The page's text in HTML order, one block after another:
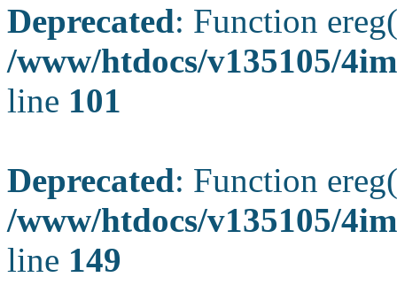
Deprecated: Function
/www/htdocs/v135105/
line 101
Deprecated: Function
/www/htdocs/v135105/
line 149